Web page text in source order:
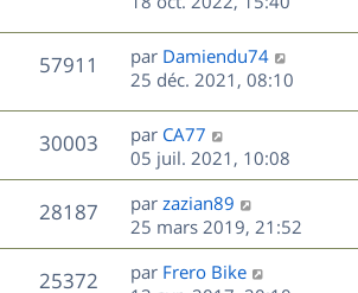
es
a
g
e
m
e
s
s
e
e
r
m
s
a
e
u
s
n
i
r
m
e
s
a
e
57911
u
e
D
e
i
e
r
m
e
s
par Damiendu74
25 déc. 2021, 08:10
30003V
u
s
D
e
r
n
i
e
r
par CA77
05 juil. 2021, 10:08
28187V
u
D
e
r
n
par zazian89
25 mars 2019, 21:52
25372V
D
par Frero Bike